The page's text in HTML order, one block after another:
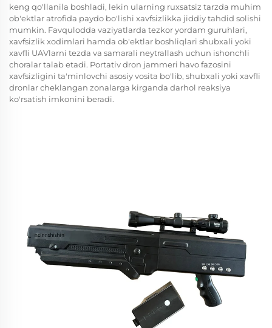
keng qo'llanila boshladi, lekin ularning ruxsatsiz tarzda muhim
ob'ektlar atrofida paydo bo'lishi xavfsizlikka jiddiy tahdid solishi
mumkin. Favqulodda vaziyatlarda tezkor yordam guruhlari,
xavfsizlik xodimlari hamda ob'ektlar boshliqlari shubxali yoki
xavfli UAVlarni tezda va samarali neytrallash uchun ishonchli
choralar talab etadi. Portativ dron jammeri havo fazosini
xavfsizligini ta'minlovchi asosiy vosita bo'lib, shubxali yoki xavfli
dronlar cheklangan zonalarga kirganda darhol reaksiya
ko'rsatish imkonini beradi.